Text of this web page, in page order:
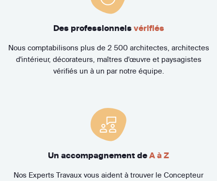
Des professionnels vérifiés
Nous comptabilisons plus de 2 500 architectes, architectes
d'intérieur, décorateurs, maîtres d'œuvre et paysagistes
vérifiés un à un par notre équipe.
Un accompagnement de A à Z
Nos Experts Travaux vous aident à trouver le Concepteur